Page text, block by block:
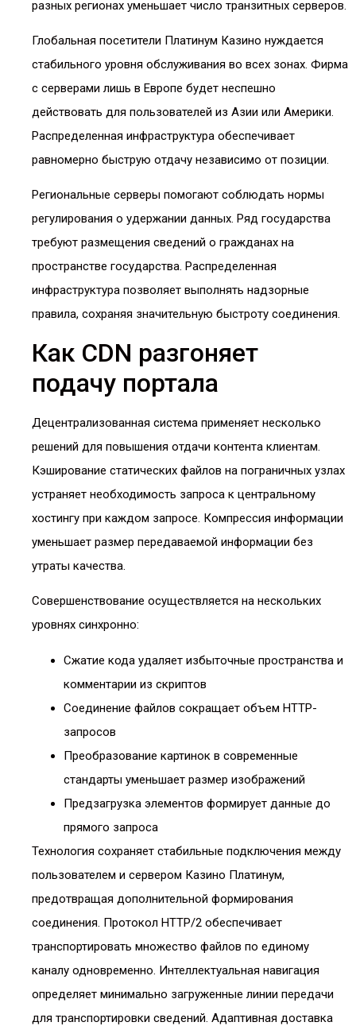
разных регионах уменьшает число транзитных серверов.
Глобальная посетители Платинум Казино нуждается
стабильного уровня обслуживания во всех зонах. Фирма
с серверами лишь в Европе будет неспешно
действовать для пользователей из Азии или Америки.
Распределенная инфраструктура обеспечивает
равномерно быструю отдачу независимо от позиции.
Региональные серверы помогают соблюдать нормы
регулирования о удержании данных. Ряд государства
требуют размещения сведений о гражданах на
пространстве государства. Распределенная
инфраструктура позволяет выполнять надзорные
правила, сохраняя значительную быстроту соединения.
Как CDN разгоняет
подачу портала
Децентрализованная система применяет несколько
решений для повышения отдачи контента клиентам.
Кэширование статических файлов на пограничных узлах
устраняет необходимость запроса к центральному
хостингу при каждом запросе. Компрессия информации
уменьшает размер передаваемой информации без
утраты качества.
Совершенствование осуществляется на нескольких
уровнях синхронно:
Сжатие кода удаляет избыточные пространства и
комментарии из скриптов
Соединение файлов сокращает объем HTTP-
запросов
Преобразование картинок в современные
стандарты уменьшает размер изображений
Предзагрузка элементов формирует данные до
прямого запроса
Технология сохраняет стабильные подключения между
пользователем и сервером Казино Платинум,
предотвращая дополнительной формирования
соединения. Протокол HTTP/2 обеспечивает
транспортировать множество файлов по единому
каналу одновременно. Интеллектуальная навигация
определяет минимально загруженные линии передачи
для транспортировки сведений. Адаптивная доставка